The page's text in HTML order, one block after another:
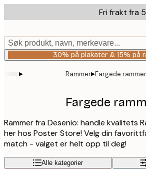
to
content.
Fri frakt fra
Søk produkt, navn, merkevare...
30% på plakater & 15% på
▸ Rammer▸Fargede rammer
Fargede
Rammer fra Desenio: handle kvalitets
her hos Poster Store! Velg din
match - valget er helt opp til deg!
Alle kategorier